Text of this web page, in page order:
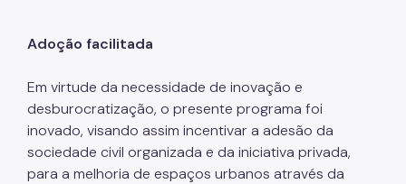
Adoção facilitada
Em virtude da necessidade de inovação e
desburocratização, o presente programa foi
inovado, visando assim incentivar a adesão da
sociedade civil organizada e da iniciativa privada,
para a melhoria de espaços urbanos através da